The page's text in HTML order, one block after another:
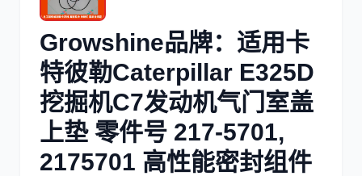
博世
洋马 住友
Growshine品牌：适用卡
特彼勒Caterpillar E325D
挖掘机C7发动机气门室盖
上垫 零件号 217-5701,
2175701 高性能密封组件